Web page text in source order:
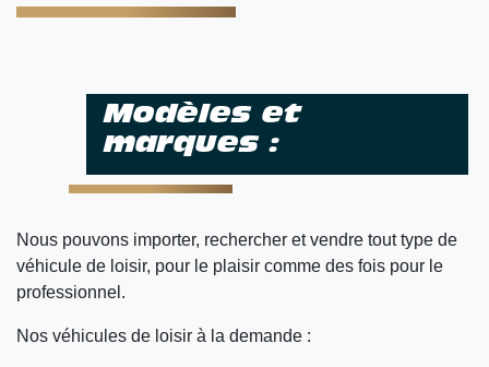
Modèles et
marques :
Nous pouvons importer, rechercher et vendre tout type de
véhicule de loisir, pour le plaisir comme des fois pour le
professionnel.
Nos véhicules de loisir à la demande :